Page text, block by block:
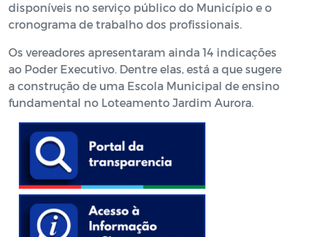
disponíveis no serviço público do Município e o
cronograma de trabalho dos profissionais.
Os vereadores apresentaram ainda 14 indicações
ao Poder Executivo. Dentre elas, está a que sugere
a construção de uma Escola Municipal de ensino
fundamental no Loteamento Jardim Aurora.